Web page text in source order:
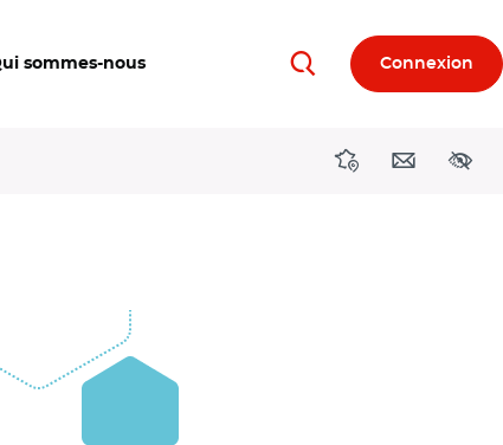
sommes-nous RechercherConnexion
DirectionsContact